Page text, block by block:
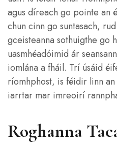
agus díreach go pointe an
chun cinn go suntasach,
gceisteanna sothuigthe go
uasmhéadóimid ár
iomlána a fháil. Trí úsáid
ríomhphost, is féidir linn
iarrtar mar imreoirí
Roghanna